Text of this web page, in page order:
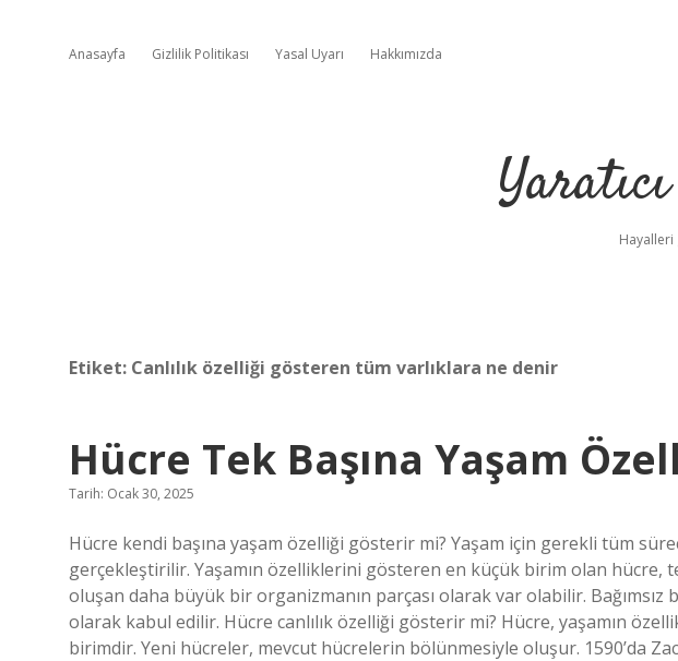
Anasayfa Gizlilik Politikası Yasal Uyarı Hakkımızda
Etiket: Canlılık özelliği gösteren tüm varlıklara ne denir
Hücre Tek Başına Yaşam
Tarih: Ocak 30, 2025
Hücre kendi başına yaşam özelliği gösterir mi? Yaşam için gerekli tüm
gerçekleştirilir. Yaşamın özelliklerini gösteren en küçük birim olan hücre,
oluşan daha büyük bir organizmanın parçası olarak var olabilir.
olarak kabul edilir. Hücre canlılık özelliği gösterir mi? Hücre, yaşamın
birimdir. Yeni hücreler, mevcut hücrelerin bölünmesiyle oluşur. 1590’da